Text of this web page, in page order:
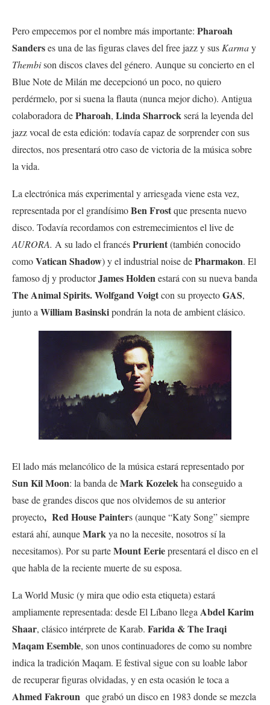
Pero empecemos por el nombre más importante: Pharoah
Sanderses una de las figuras claves del free jazz y sus Karmay
Thembison discos claves del género. Aunque su concierto en el
Blue Note de Milán me decepcionó un poco, no quiero
perdérmelo, por si suena la flauta (nunca mejor dicho). Antigua
colaboradora dePharoah, Linda Sharrock será la leyenda del
jazz vocal de esta edición: todavía capaz de sorprender con sus
directos, nos presentará otro caso de victoria de la música sobre
la vida.
La electrónica más experimental y arriesgada viene esta vez,
representada por el grandísimoBen Frostque presenta nuevo
disco. Todavía recordamos con estremecimientos el live de
AURORA. A su lado el francésPrurient(también conocido
comoVatican Shadow) y el industrial noise dePharmakon. El
famoso dj y productorJames Holden estará con su nueva banda
The Animal Spirits. Wolfgand Voigtcon su proyectoGAS,
junto a William Basinskipondrán la nota de ambient clásico.
El lado más melancólico de la música estará representado por
Sun Kil Moon: la banda deMark Kozelek ha conseguido a
base de grandes discos que nos olvidemos de su anterior
proyecto, Red House Painters (aunque “Katy Song” siempre
estará ahí, aunqueMark ya no la necesite, nosotros sí la
necesitamos). Por su parteMount Eeriepresentará el disco en el
que habla de la reciente muerte de su esposa.
La World Music (y mira que odio esta etiqueta) estará
ampliamente representada: desde El Líbano llega Abdel Karim
Shaar, clásico intérprete de Karab. Farida & The Iraqi
Maqam Esemble, son unos continuadores de como su nombre
indica la tradición Maqam. E festival sigue con su loable labor
de recuperar figuras olvidadas, y en esta ocasión le toca a
Ahmed Fakroun que grabó un disco en 1983 donde se mezcla